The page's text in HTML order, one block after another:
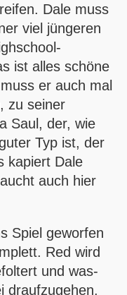
Dale muss
viel jüngeren
ist alles schöne
er auch mal
zu seiner
Saul, der, wie
Typ ist, der
kapiert Dale
auch hier
Spiel geworfen
Red wird
und was-
draufzugehen.